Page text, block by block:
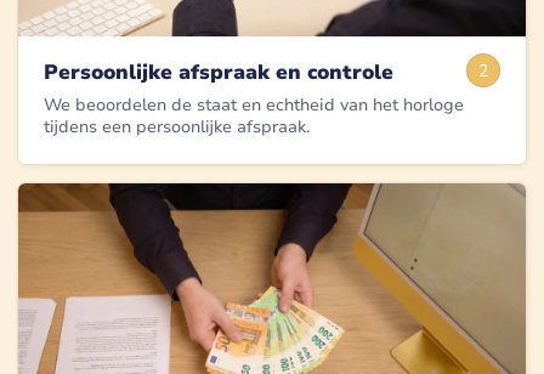
2
Persoonlijke afspraak en controle
We beoordelen de staat en echtheid van het horloge
tijdens een persoonlijke afspraak.